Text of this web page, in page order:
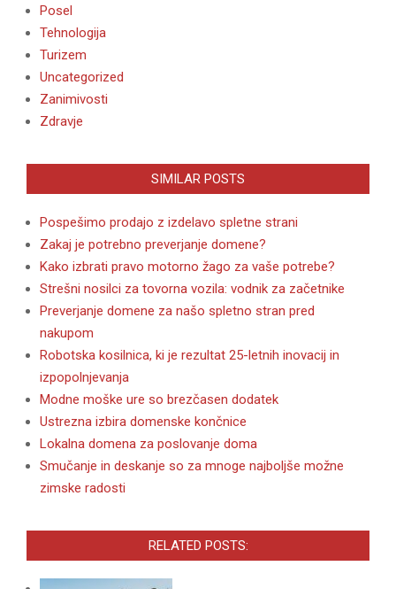
Posel
Tehnologija
Turizem
Uncategorized
Zanimivosti
Zdravje
SIMILAR POSTS
Pospešimo prodajo z izdelavo spletne strani
Zakaj je potrebno preverjanje domene?
Kako izbrati pravo motorno žago za vaše potrebe?
Strešni nosilci za tovorna vozila: vodnik za začetnike
Preverjanje domene za našo spletno stran pred
nakupom
Robotska kosilnica, ki je rezultat 25-letnih inovacij in
izpopolnjevanja
Modne moške ure so brezčasen dodatek
Ustrezna izbira domenske končnice
Lokalna domena za poslovanje doma
Smučanje in deskanje so za mnoge najboljše možne
zimske radosti
RELATED POSTS: